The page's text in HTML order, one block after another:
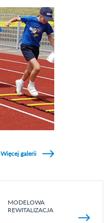
Więcej galerii
MODELOWA
REWITALIZACJA